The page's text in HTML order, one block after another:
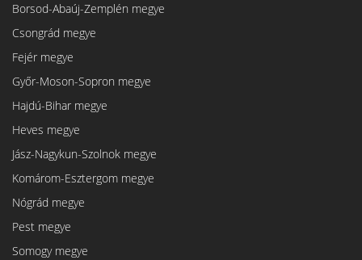
Borsod-Abaúj-Zemplén megye
Csongrád megye
Fejér megye
Győr-Moson-Sopron megye
Hajdú-Bihar megye
Heves megye
Jász-Nagykun-Szolnok megye
Komárom-Esztergom megye
Nógrád megye
Pest megye
Somogy megye